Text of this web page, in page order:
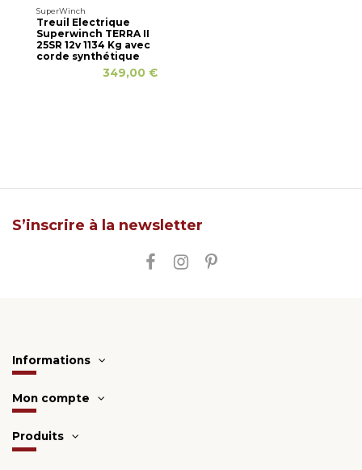
SuperWinch
Treuil Electrique
Superwinch TERRA II
25SR 12v 1134 Kg avec
corde synthétique
349,00 €
S’inscrire à la newsletter
Informations
Mon compte
Produits